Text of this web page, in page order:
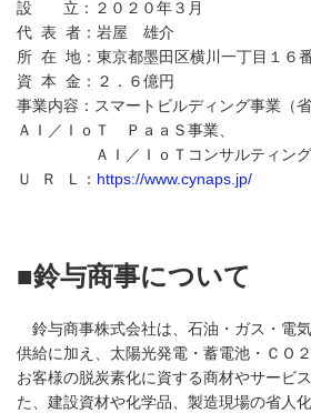
設 立：２０２０年３月
代 表 者：岩屋 雄介
所 在 地：東京都墨田区横川一丁目１６
資 本 金：２．６億円
事業内容：スマートビルディング事業（
ＡＩ／ＩｏＴ ＰａａＳ事業、
ＡＩ／ＩｏＴコンサルティング
Ｕ Ｒ Ｌ： https://www.cynaps.jp/
■鈴与商事について
鈴与商事株式会社は、石油・ガス・電
供給に加え、太陽光発電・蓄電池・ＣＯ
お客様の脱炭素化に資する商材やサービ
た、建設資材や化学品、製造現場の省人